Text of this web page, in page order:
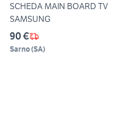
SCHEDA MAIN BOARD TV
SAMSUNG
90 €
Sarno(SA)